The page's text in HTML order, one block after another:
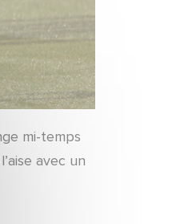
mi-temps
avec un